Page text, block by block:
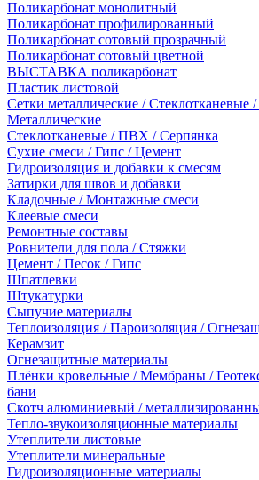
Поликарбонат монолитный
Поликарбонат профилированный
Поликарбонат сотовый прозрачный
Поликарбонат сотовый цветной
ВЫСТАВКА поликарбонат
Пластик листовой
Сетки металлические /
Металлические
Стеклотканевые / ПВХ / Серпянка
Сухие смеси / Гипс / Цемент
Гидроизоляция и добавки к смесям
Затирки для швов и добавки
Кладочные / Монтажные смеси
Клеевые смеси
Ремонтные составы
Ровнители для пола / Стяжки
Цемент / Песок / Гипс
Шпатлевки
Штукатурки
Сыпучие материалы
Теплоизоляция / Пароизоляция /
Керамзит
Огнезащитные материалы
Плёнки кровельные / Мембраны /
бани
Скотч алюминиевый /
Тепло-звукоизоляционные материалы
Утеплители листовые
Утеплители минеральные
Гидроизоляционные материалы